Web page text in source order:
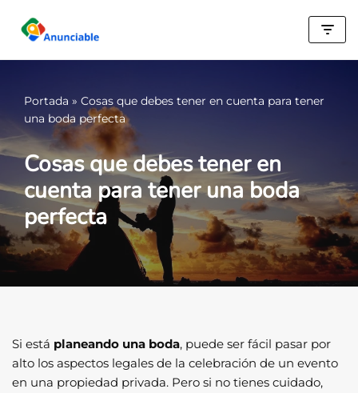
Saltar
al
Portada » Cosas que debes tener en cuenta para tener
una boda perfecta
Cosas que debes tener en
cuenta para tener una boda
perfecta
Si está planeando una boda, puede ser fácil pasar por
alto los aspectos legales de la celebración de un evento
en una propiedad privada. Pero si no tienes cuidado,